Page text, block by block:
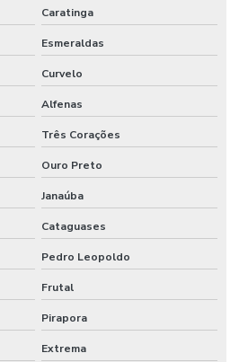
Caratinga
Esmeraldas
Curvelo
Alfenas
Três Corações
Ouro Preto
Janaúba
Cataguases
Pedro Leopoldo
Frutal
Pirapora
Extrema